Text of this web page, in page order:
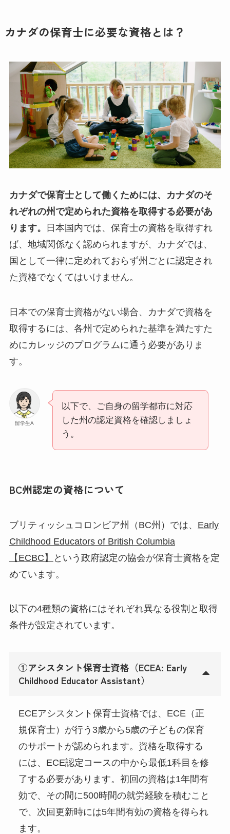
カナダの保育士に必要な資格とは？
カナダで保育士として働くためには、カナダのそ
れぞれの州で定められた資格を取得する必要があ
ります。
日本国内では、保育士の資格を取得すれ
ば、地域関係なく認められますが、カナダでは、
国として一律に定めれておらず州ごとに認定され
た資格でなくてはいけません。
日本での保育士資格がない場合、カナダで資格を
取得するには、各州で定められた基準を満たすた
めにカレッジのプログラムに通う必要がありま
す。
留学生A
以下で、ご自身の留学都市に対応
した州の認定資格を確認しましょ
う。
BC州認定の資格について
ブリティッシュコロンビア州（BC州）では、 Early
Childhood Educators of British Columbia
【ECBC】
という政府認定の協会が保育士資格を定
めています。
以下の4種類の資格にはそれぞれ異なる役割と取得
条件が設定されています。
①アシスタント保育士資格（ECEA: Early
Childhood Educator Assistant）
ECEアシスタント保育士資格では、ECE（正
規保育士）が行う3歳から5歳の子どもの保育
のサポートが認められます。資格を取得する
には、ECE認定コースの中から最低1科目を修
了する必要があります。初回の資格は1年間有
効で、その間に500時間の就労経験を積むこと
で、次回更新時には5年間有効の資格を得られ
ます。